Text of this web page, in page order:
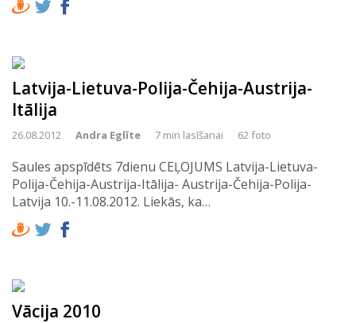
Latvija-Lietuva-Polija-Čehija-Austrija-
Itālija
26.08.2012 Andra Eglīte 7 min lasīšanai 62 foto
Saules apspīdēts 7dienu CEĻOJUMS Latvija-Lietuva-
Polija-Čehija-Austrija-Itālija- Austrija-Čehija-Polija-
Latvija 10.-11.08.2012. Liekās, ka…
Vācija 2010